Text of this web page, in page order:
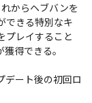
からヘブバンを
できる特別なキ
プレイすること
得できる。
デート後の初回ロ